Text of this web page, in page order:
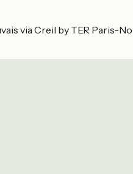
via Creil by TER Paris-